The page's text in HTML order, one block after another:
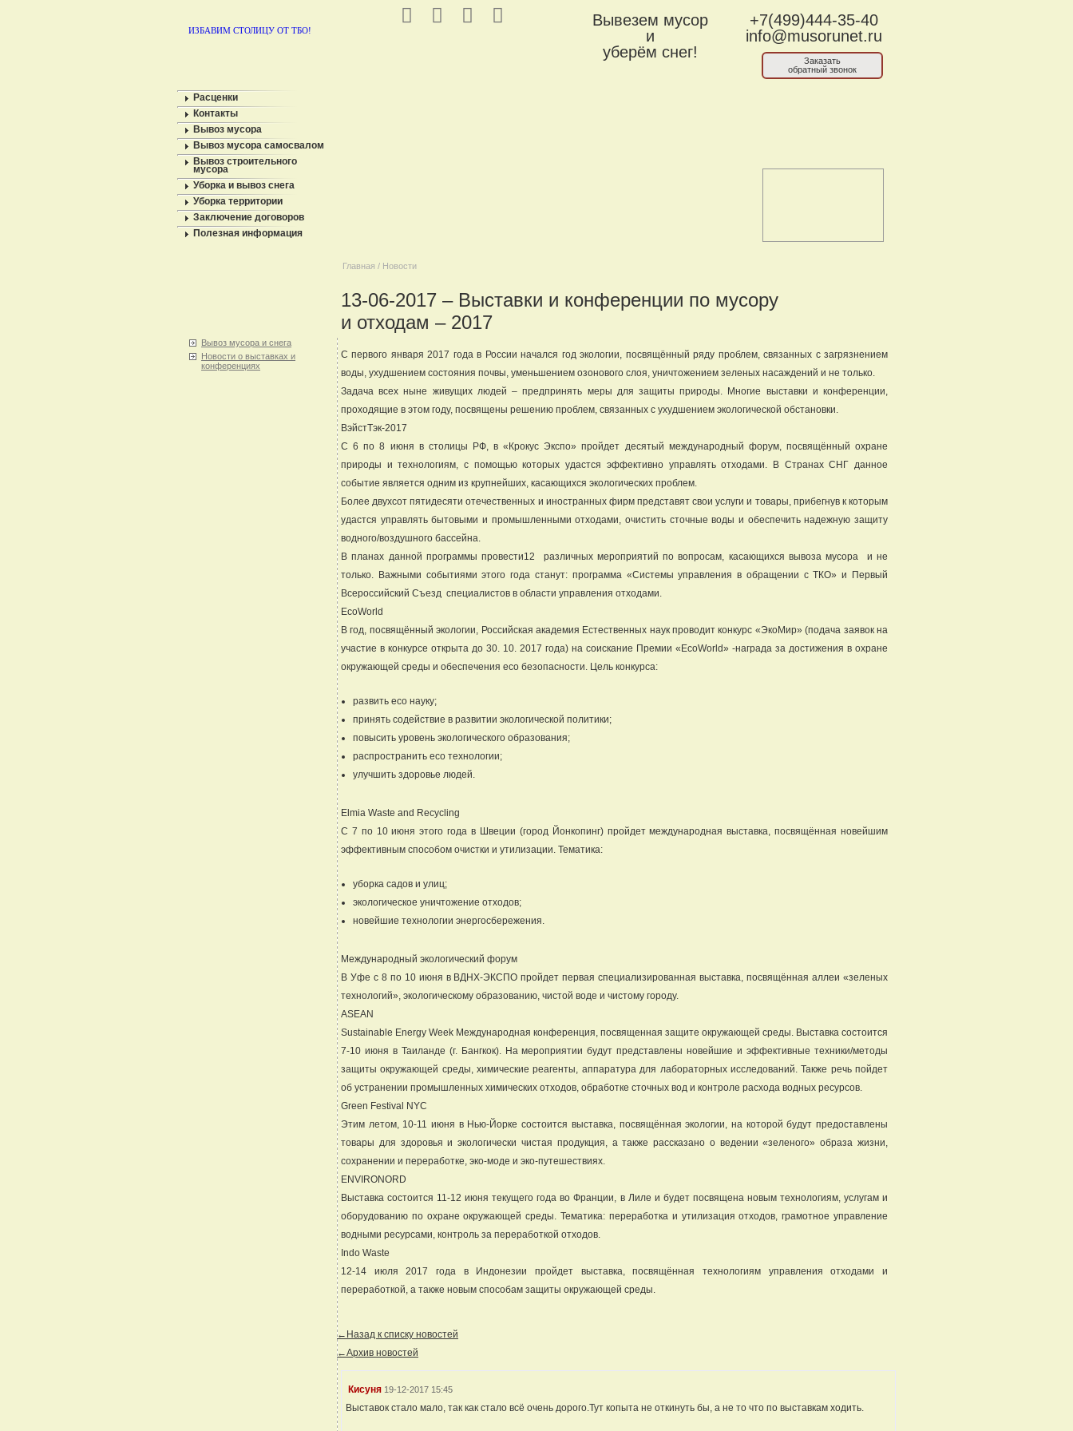
ИЗБАВИМ СТОЛИЦУ ОТ ТБО!
Вывезем мусор
и
уберём снег!
+7(499)444-35-40
info@musorunet.ru
Заказать
обратный звонок
Расценки
Контакты
Вывоз мусора
Вывоз мусора самосвалом
Вывоз строительного
мусора
Уборка и вывоз снега
Уборка территории
Заключение договоров
Полезная информация
Главная / Новости
13-06-2017 – Выставки и конференции по мусору
и отходам – 2017
Вывоз мусора и снега
Новости о выставках и
конференциях
С первого января 2017 года в России начался год экологии, посвящённый ряду проблем, связанных с загрязнением
воды, ухудшением состояния почвы, уменьшением озонового слоя, уничтожением зеленых насаждений и не только.
Задача всех ныне живущих людей – предпринять меры для защиты природы. Многие выставки и конференции,
проходящие в этом году, посвящены решению проблем, связанных с ухудшением экологической обстановки.
ВэйстТэк-2017
С 6 по 8 июня в столицы РФ, в «Крокус Экспо» пройдет десятый международный форум, посвящённый охране
природы и технологиям, с помощью которых удастся эффективно управлять отходами. В Странах СНГ данное
событие является одним из крупнейших, касающихся экологических проблем.
Более двухсот пятидесяти отечественных и иностранных фирм представят свои услуги и товары, прибегнув к которым
удастся управлять бытовыми и промышленными отходами, очистить сточные воды и обеспечить надежную защиту
водного/воздушного бассейна.
В планах данной программы провести12 различных мероприятий по вопросам, касающихся вывоза мусора и не
только. Важными событиями этого года станут: программа «Системы управления в обращении с ТКО» и Первый
Всероссийский Съезд специалистов в области управления отходами.
EcoWorld
В год, посвящённый экологии, Российская академия Естественных наук проводит конкурс «ЭкоМир» (подача заявок на
участие в конкурсе открыта до 30. 10. 2017 года) на соискание Премии «EcoWorld» -награда за достижения в охране
окружающей среды и обеспечения eco безопасности. Цель конкурса:
развить eco науку;
принять содействие в развитии экологической политики;
повысить уровень экологического образования;
распространить eco технологии;
улучшить здоровье людей.
Elmia Waste and Recycling
С 7 по 10 июня этого года в Швеции (город Йонкопинг) пройдет международная выставка, посвящённая новейшим
эффективным способом очистки и утилизации. Тематика:
уборка садов и улиц;
экологическое уничтожение отходов;
новейшие технологии энергосбережения.
Международный экологический форум
В Уфе с 8 по 10 июня в ВДНХ-ЭКСПО пройдет первая специализированная выставка, посвящённая аллеи «зеленых
технологий», экологическому образованию, чистой воде и чистому городу.
ASEAN
Sustainable Energy Week Международная конференция, посвященная защите окружающей среды. Выставка состоится
7-10 июня в Таиланде (г. Бангкок). На мероприятии будут представлены новейшие и эффективные техники/методы
защиты окружающей среды, химические реагенты, аппаратура для лабораторных исследований. Также речь пойдет
об устранении промышленных химических отходов, обработке сточных вод и контроле расхода водных ресурсов.
Green Festival NYC
Этим летом, 10-11 июня в Нью-Йорке состоится выставка, посвящённая экологии, на которой будут предоставлены
товары для здоровья и экологически чистая продукция, а также рассказано о ведении «зеленого» образа жизни,
сохранении и переработке, эко-моде и эко-путешествиях.
ENVIRONORD
Выставка состоится 11-12 июня текущего года во Франции, в Лиле и будет посвящена новым технологиям, услугам и
оборудованию по охране окружающей среды. Тематика: переработка и утилизация отходов, грамотное управление
водными ресурсами, контроль за переработкой отходов.
Indo Waste
12-14 июля 2017 года в Индонезии пройдет выставка, посвящённая технологиям управления отходами и
переработкой, а также новым способам защиты окружающей среды.
←Назад к списку новостей
←Архив новостей
Кисуня 19-12-2017 15:45
Выставок стало мало, так как стало всё очень дорого.Тут копыта не откинуть бы, а не то что по выставкам ходить.